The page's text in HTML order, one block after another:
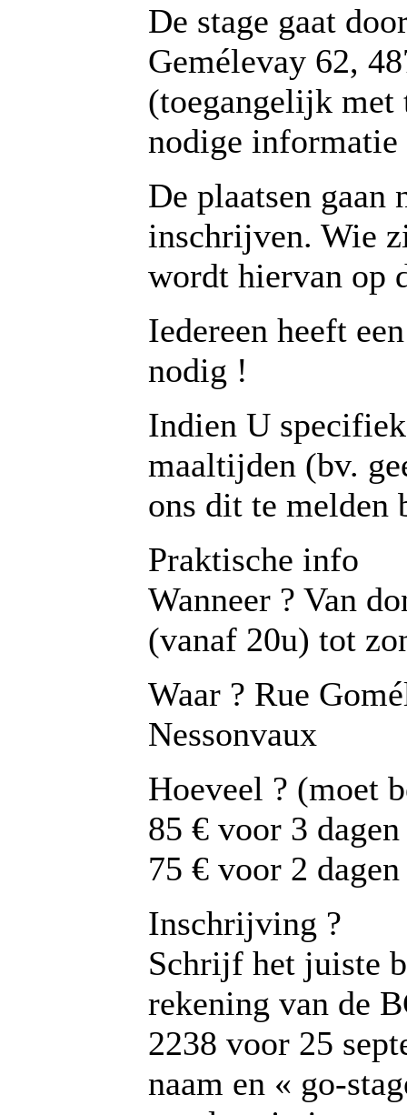
De stage gaat
Gemélevay 62,
(toegangelijk
nodige informatie
De plaatsen gaan
inschrijven. Wie
wordt hiervan op
Iedereen heeft
nodig !
Indien U
maaltijden (bv.
ons dit te
Praktische info
Wanneer ? Van
(vanaf 20u) tot
Waar ? Rue
Nessonvaux
Hoeveel ? (moet
85 € voor 3 dagen
75 € voor 2 dagen
Inschrijving ?
Schrijf het juiste
rekening van de
2238 voor 25
naam en « go-